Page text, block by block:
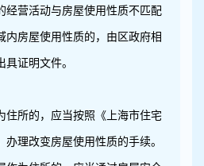
经营活动与房屋使用性质不匹配
内房屋使用性质的，由区政府相
证明文件。
住所的，应当按照《上海市住宅
理改变房屋使用性质的手续。